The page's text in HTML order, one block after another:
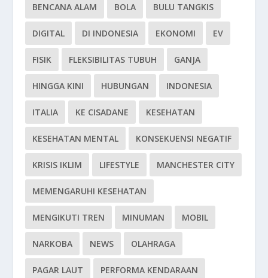
BENCANA ALAM BOLA BULU TANGKIS
DIGITAL DI INDONESIA EKONOMI EV
FISIK FLEKSIBILITAS TUBUH GANJA
HINGGA KINI HUBUNGAN INDONESIA
ITALIA KE CISADANE KESEHATAN
KESEHATAN MENTAL KONSEKUENSI NEGATIF
KRISIS IKLIM LIFESTYLE MANCHESTER CITY
MEMENGARUHI KESEHATAN
MENGIKUTI TREN MINUMAN MOBIL
NARKOBA NEWS OLAHRAGA
PAGAR LAUT PERFORMA KENDARAAN